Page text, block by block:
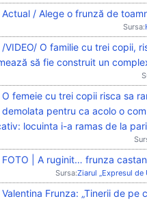
Actual / Alege o frunză de
Sursa:
/VIDEO/ O familie cu trei copii,
să fie construit un
O femeie cu trei copii risca sa
pentru ca acolo o
locuinta i-a ramas de la
FOTO | A ruginit… frunza
Sursa:Ziarul „Expresul de
Valentina Frunza: „Tinerii de